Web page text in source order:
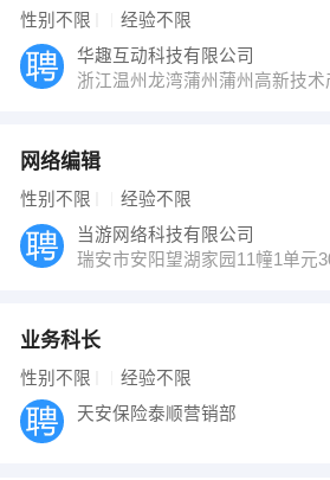
性别不限 经验不限
华趣互动科技有限公司
浙江温州龙湾蒲州蒲州高新技
网络编辑
性别不限 经验不限
当游网络科技有限公司
瑞安市安阳望湖家园11幢1单元
业务科长
性别不限 经验不限
天安保险泰顺营销部